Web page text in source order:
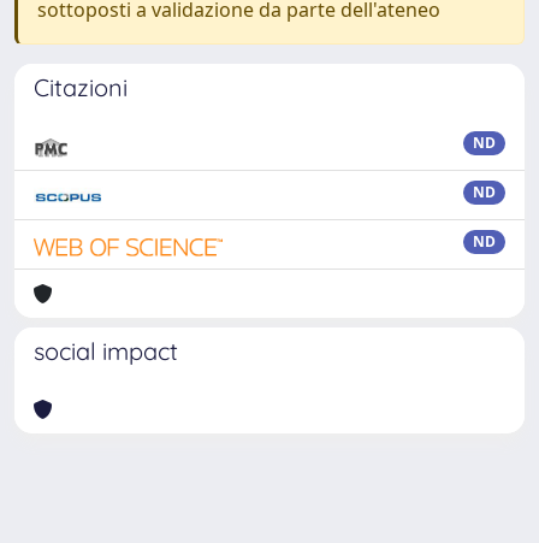
sottoposti a validazione da parte dell'ateneo
Citazioni
ND
ND
ND
social impact